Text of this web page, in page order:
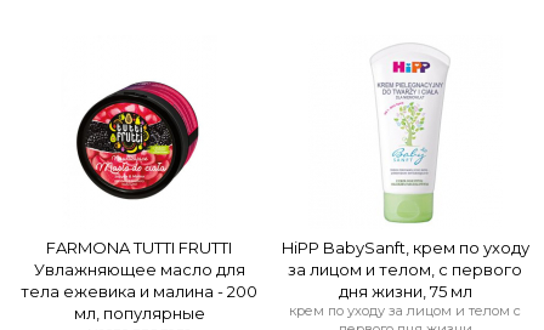
FARMONA TUTTI FRUTTI
Увлажняющее масло для
тела ежевика и малина - 200
мл, популярные
HiPP BabySanft, крем по уходу
за лицом и телом, с первого
дня жизни, 75 мл
крем по уходу за лицом и телом с